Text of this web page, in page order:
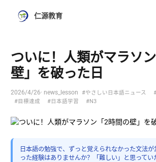
仁源教育
ついに！人類がマラソ
壁」を破った日
2026/4/26· news_lesson #やさしい日本語ニュース
#目標達成
#日本語学習 #N3
日本語の勉強で、ずっと覚えられなかった文法
った経験はありませんか？「難しい」と思ってい